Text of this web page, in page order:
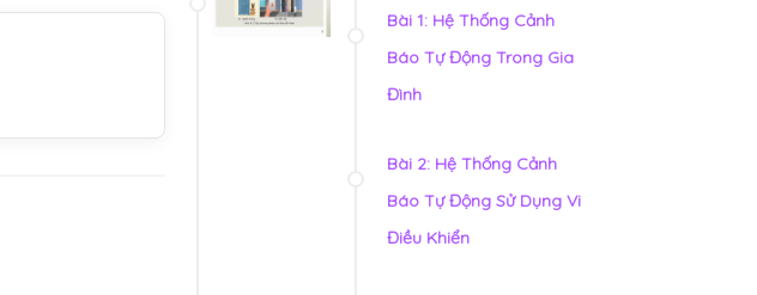
Bài 1: Hệ Thống Cảnh
Báo Tự Động Trong Gia
Đình
Bài 2: Hệ Thống Cảnh
Báo Tự Động Sử Dụng Vi
Điều Khiển